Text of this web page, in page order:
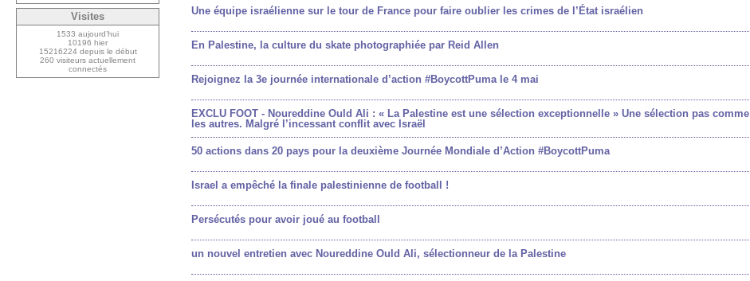
Une équipe israélienne sur le tour de France pour faire oublier les crimes de l’État israélien
En Palestine, la culture du skate photographiée par Reid Allen
Rejoignez la 3e journée internationale d’action #BoycottPuma le 4 mai
EXCLU FOOT - Noureddine Ould Ali : « La Palestine est une sélection exceptionnelle » Une sélection pas comme
les autres. Malgré l’incessant conflit avec Israël
50 actions dans 20 pays pour la deuxième Journée Mondiale d’Action #BoycottPuma
Israel a empêché la finale palestinienne de football !
Persécutés pour avoir joué au football
un nouvel entretien avec Noureddine Ould Ali, sélectionneur de la Palestine
Visites
1533 aujourd’hui
10196 hier
15216224 depuis le début
260 visiteurs actuellement
connectés